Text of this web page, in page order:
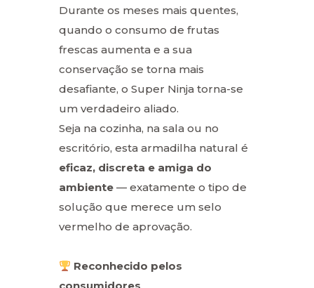
Durante os meses mais quentes,
quando o consumo de frutas
frescas aumenta e a sua
conservação se torna mais
desafiante, o Super Ninja torna-se
um verdadeiro aliado.
Seja na cozinha, na sala ou no
escritório, esta armadilha natural é
eficaz, discreta e amiga do
ambiente — exatamente o tipo de
solução que merece um selo
vermelho de aprovação.
Reconhecido pelos